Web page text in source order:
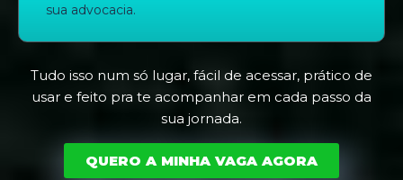
sua advocacia.
Tudo isso num só lugar, fácil de acessar, prático de
usar e feito pra te acompanhar em cada passo da
sua jornada.
QUERO A MINHA VAGA AGORA